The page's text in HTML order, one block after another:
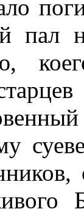
пал